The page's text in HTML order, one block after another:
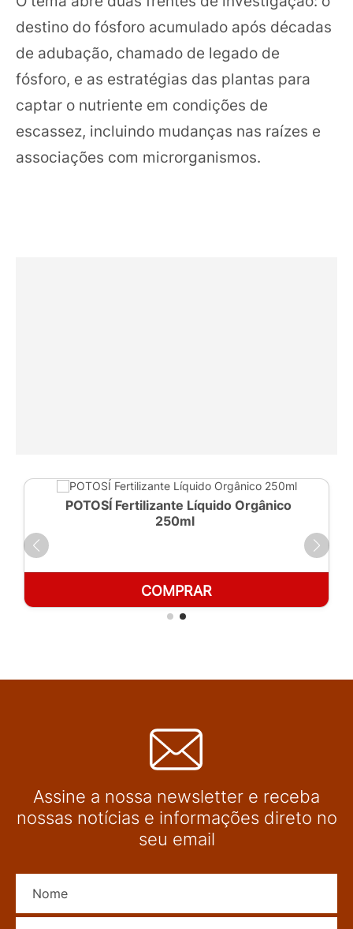
destino do fósforo acumulado após décadas
de adubação, chamado de legado de
fósforo, e as estratégias das plantas para
captar o nutriente em condições de
escassez, incluindo mudanças nas raízes e
associações com microrganismos.
POTOSÍ Fertilizante Líquido Orgânico
250ml
COMPRAR
Assine a nossa newsletter e receba
nossas notícias e informações direto no
seu email